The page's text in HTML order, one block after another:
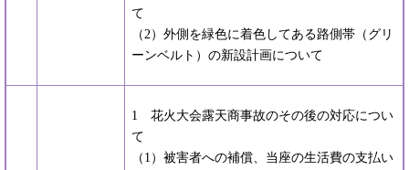
て
（2）外側を緑色に着色してある路側帯（グリ
ーンベルト）の新設計画について
1 花火大会露天商事故のその後の対応につい
て
（1）被害者への補償、当座の生活費の支払い